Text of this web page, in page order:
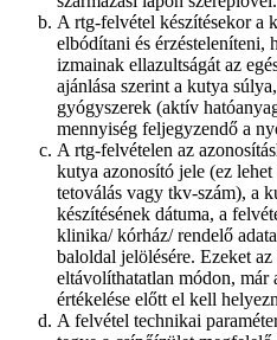
A rtg-felvétel készítésekor a
elbódítani és érzésteleníteni,
izmainak ellazultságát az
ajánlása szerint a kutya
gyógyszerek (aktív
mennyiség feljegyzendő a
A rtg-felvételen az
kutya azonosító jele (ez
tetoválás vagy tkv-szám), a
készítésének dátuma, a
klinika/ kórház/ rendelő
baloldal jelölésére. Ezeket az
eltávolíthatatlan módon, már
értékelése előtt el kell
A felvétel technikai